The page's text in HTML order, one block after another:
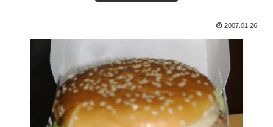
2007.01.26